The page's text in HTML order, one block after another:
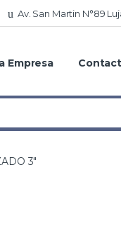
Av. San Martin N°89
Empresa
3″